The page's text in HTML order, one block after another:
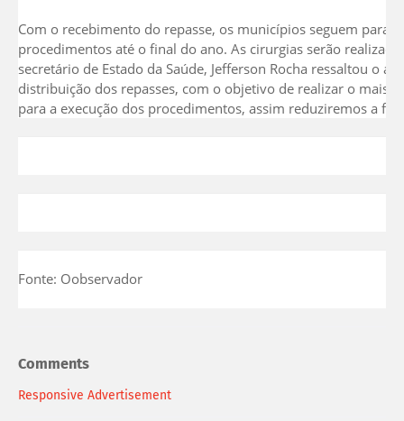
Com o recebimento do repasse, os municípios seguem para
procedimentos até o final do ano. As cirurgias serão
secretário de Estado da Saúde, Jefferson Rocha ressaltou o
distribuição dos repasses, com o objetivo de realizar o mais
para a execução dos procedimentos, assim reduziremos a
Fonte: Oobservador
Comments
Responsive Advertisement